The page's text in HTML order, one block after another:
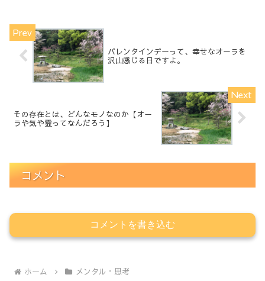
バレンタインデーって、幸せなオーラを
沢山感じる日ですよ。
その存在とは、どんなモノなのか【オー
ラや気や霊ってなんだろう】
コメント
コメントを書き込む
ホーム メンタル・思考